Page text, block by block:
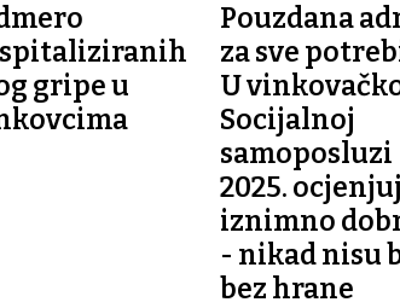
gripe u
Pouzdana
za sve
U
Socijalnoj
samoposluzi
2025.
iznimno
- nikad nisu
bez hrane